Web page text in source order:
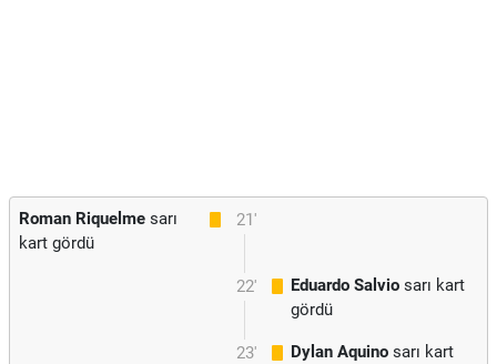
21'
Roman Riquelme sarı
kart gördü
22' Eduardo Salvio sarı kart
gördü
23' Dylan Aquino sarı kart